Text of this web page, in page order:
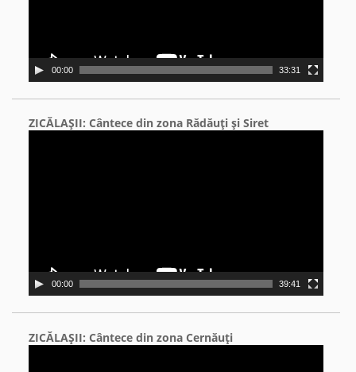
00:00 33:31
ZICĂLAŞII: Cântece din zona Rădăuţi şi Siret
00:00 39:41
ZICĂLAŞII: Cântece din zona Cernăuţi